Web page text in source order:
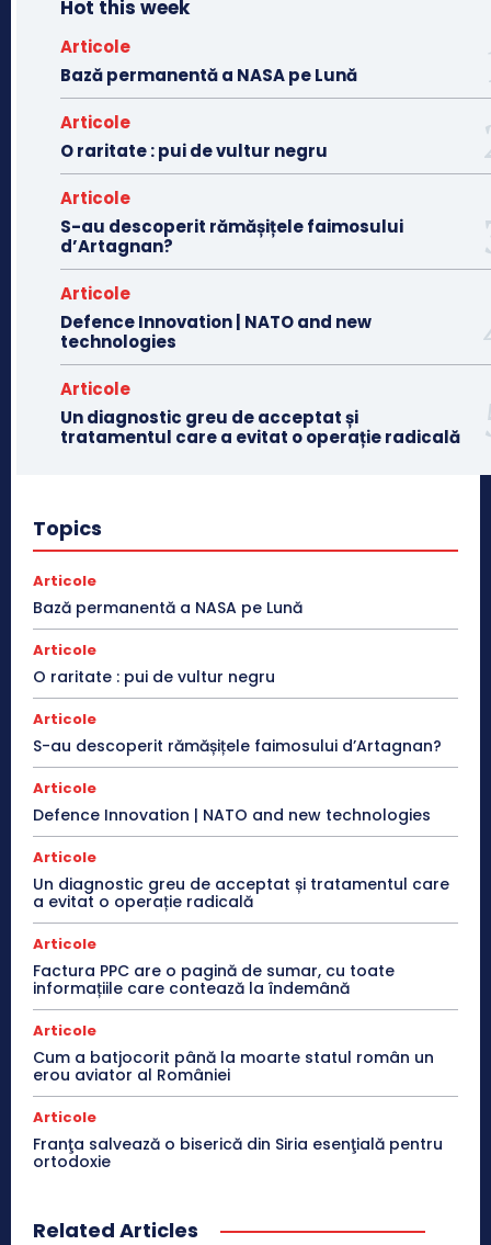
Hot this week
Articole
Bază permanentă a NASA pe Lună
Articole
O raritate : pui de vultur negru
Articole
S-au descoperit rămășițele faimosului
d’Artagnan?
Articole
Defence Innovation | NATO and new
technologies
Articole
Un diagnostic greu de acceptat și
tratamentul care a evitat o operație radicală
Topics
Articole
Bază permanentă a NASA pe Lună
Articole
O raritate : pui de vultur negru
Articole
S-au descoperit rămășițele faimosului d’Artagnan?
Articole
Defence Innovation | NATO and new technologies
Articole
Un diagnostic greu de acceptat și tratamentul care
a evitat o operație radicală
Articole
Factura PPC are o pagină de sumar, cu toate
informațiile care contează la îndemână
Articole
Cum a batjocorit până la moarte statul român un
erou aviator al României
Articole
Franţa salvează o biserică din Siria esenţială pentru
ortodoxie
Related Articles